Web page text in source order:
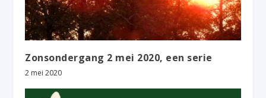
Zonsondergang 2 mei 2020, een serie
2 mei 2020